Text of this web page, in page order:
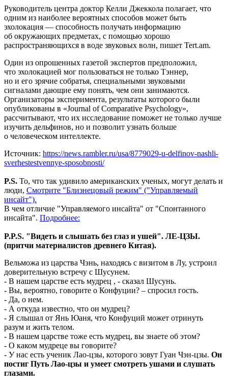
Руководитель центра доктор Келли Джеккола полагает, что
одним из наиболее вероятных способов может быть
эхолокация — способность получать информацию
об окружающих предметах, с помощью хорошо
распространяющихся в воде звуковых волн, пишет Tert.am.
Один из опрошенных газетой экспертов предположил,
что эхолокацией мог пользоваться не только Тэннер,
но и его зрячие собратья, специальными звуковыми
сигналами дающие ему понять, чем они занимаются.
Организаторы эксперимента, результаты которого были
опубликованы в «Journal of Comparative Psychology»,
рассчитывают, что их исследование поможет не только лучше
изучить дельфинов, но и позволит узнать больше
о человеческом интеллекте.
Источник: https://news.rambler.ru/usa/8779029-u-delfinov-nashli-
sverhestestvennye-sposobnosti/
P.S. То, что так удивило американских ученых, могут делать и
люди, Смотрите "Близнецовый режим" ("Управляемый
инсайт").
В чем отличие "Управляемого инсайта" от "Спонтанного
инсайта". Подробнее:
P.P.S. "Видеть и слышать без глаз и ушей". ЛЕ-ЦЗЫ.
(притчи материалистов древнего Китая).
Вельможа из царства Чэнь, находясь с визитом в Лу, устроил
доверительную встречу с Шусунем.
- В нашем царстве есть мудрец , - сказал Шусунь.
- Вы, вероятно, говорите о Конфуции? – спросил гость.
- Да, о нем.
- А откуда известно, что он мудрец?
- Я слышал от Янь Юаня, что Конфуций может отринуть
разум и жить телом.
- В нашем царстве тоже есть мудрец, вы знаете об этом?
- О каком мудреце вы говорите?
- У нас есть ученик Лао-цзы, которого зовут Гуан Чэн-цзы. Он
постиг Путь Лао-цзы и умеет смотреть ушами и слушать
глазами.